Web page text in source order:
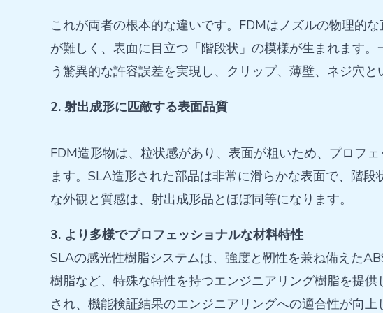
これが両者の根本的な違いです。FDMはノズルの物理的
が難しく、表面に目立つ「階段状」の模様が生まれます
う驚異的な許容誤差を実現し、クリップ、薄壁、ネジ穴
2. 射出成形に匹敵する表面品質
FDM造形物は、粒状感があり、表面が粗いため、プロフ
ます。SLA造形された部品は非常に滑らかな表面で、階
な外観と質感は、射出成形品とほぼ同等になります。
3. より多様でプロフェッショナルな材料特性
SLAの感光性樹脂システムは、強度と靭性を兼ね備えた
樹脂など、特殊な特性を持つエンジニアリング樹脂を提
され、機能検証結果のエンジニアリングへの適合性が向上